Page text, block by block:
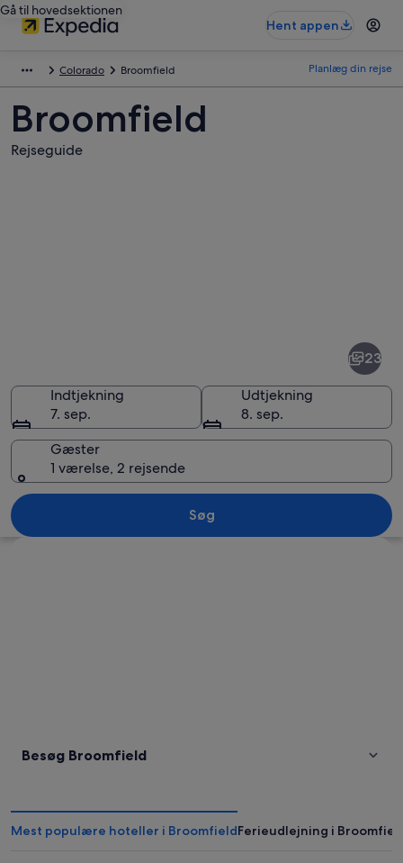
Gå til hovedsektionen
Hent appen
Colorado Broomfield Planlæg din rejse
Broomfield
Rejseguide
23
Indtjekning
7. sep.
Udtjekning
8. sep.
Gæster
1 værelse, 2 rejsende
Søg
Besøg Broomfield
Mest populære hoteller i BroomfieldFerieudlejning i